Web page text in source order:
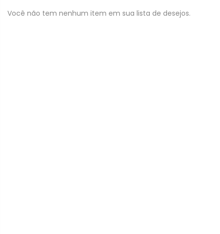
Você não tem nenhum item em sua lista de desejos.